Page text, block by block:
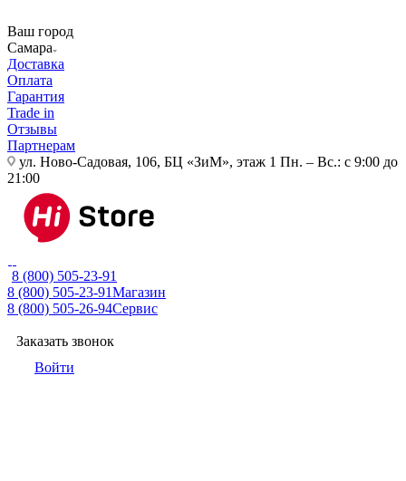
Ваш город
Самара
Доставка
Оплата
Гарантия
Trade in
Отзывы
Партнерам
ул. Ново-Садовая, 106, БЦ «ЗиМ», этаж 1 Пн. – Вс.: с 9:00 до
21:00
8 (800) 505-23-91
8 (800) 505-23-91Магазин
8 (800) 505-26-94Сервис
Заказать звонок
Войти